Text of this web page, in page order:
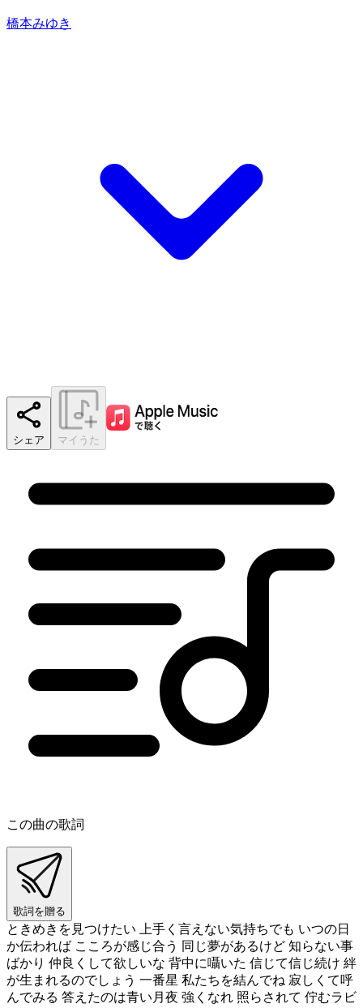
橋本みゆき
シェア マイうた
この曲の歌詞
歌詞を贈る
ときめきを見つけたい 上手く言えない気持ちでも いつの日
か伝われば こころが感じ合う 同じ夢があるけど 知らない事
ばかり 仲良くして欲しいな 背中に囁いた 信じて信じ続け 絆
が生まれるのでしょう 一番星 私たちを結んでね 寂しくて呼
んでみる 答えたのは青い月夜 強くなれ 照らされて 佇むラビ